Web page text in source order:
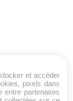
et accéder
pixels dans
entre partenaires